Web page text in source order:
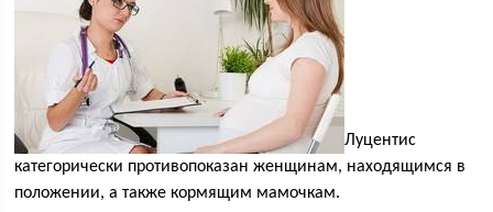
Луцентис
категорически противопоказан женщинам, находящимся в
положении, а также кормящим мамочкам.